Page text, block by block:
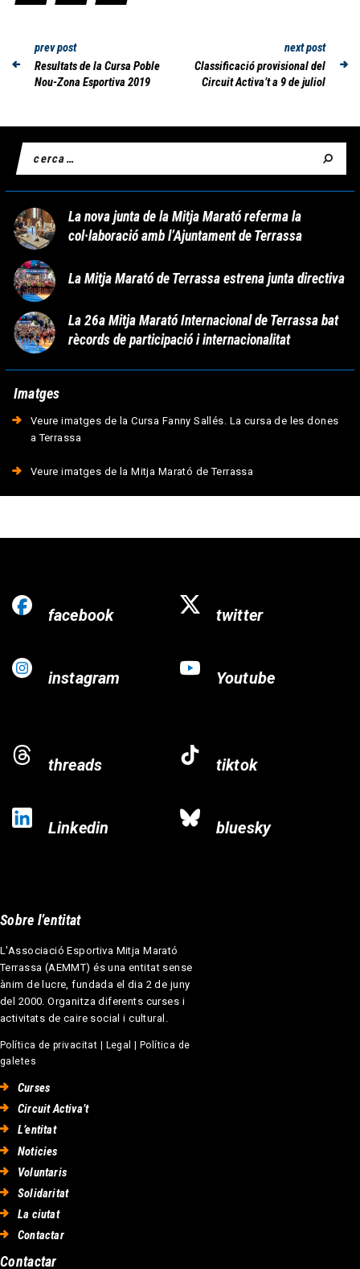
prev post
Resultats de la Cursa Poble
Nou-Zona Esportiva 2019
next post
Classificació provisional del
Circuit Activa’t a 9 de juliol
La nova junta de la Mitja Marató referma la
col·laboració amb l’Ajuntament de Terrassa
La Mitja Marató de Terrassa estrena junta directiva
La 26a Mitja Marató Internacional de Terrassa bat
rècords de participació i internacionalitat
Imatges
Veure imatges de la Cursa Fanny Sallés. La cursa de les dones
a Terrassa
Veure imatges de la Mitja Marató de Terrassa
facebook twitter
instagram Youtube
threads tiktok
Linkedin bluesky
Sobre l’entitat
L'Associació Esportiva Mitja Marató
Terrassa (AEMMT) és una entitat sense
ànim de lucre, fundada el dia 2 de juny
del 2000. Organitza diferents curses i
activitats de caire social i cultural.
Política de privacitat | Legal | Política de
galetes
Curses
Circuit Activa’t
L’entitat
Noticies
Voluntaris
Solidaritat
La ciutat
Contactar
Contactar